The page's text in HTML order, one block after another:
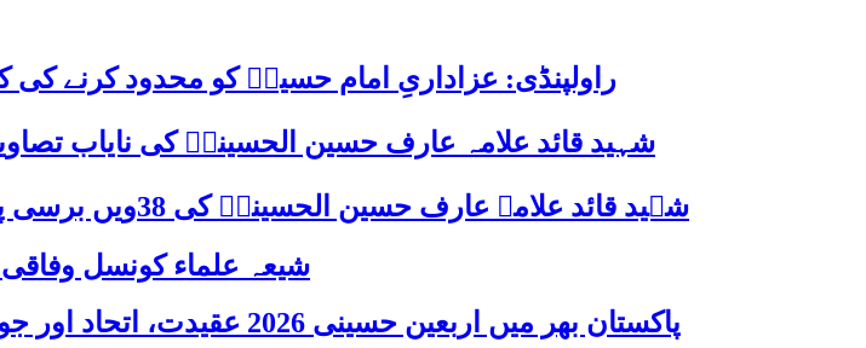
راولپنڈی: عزاداریِ امام حسینؑ کو محدود کرنے
شہید قائد علامہ عارف حسین الحسینیؒ کی نایاب
شہید قائد علامہ عارف حسین الحسینیؒ کی 38ویں برسی پر قائد ملت جعفریہ پاکستان علامہ ساجد علی نقوی کا اہم پیغام
شیعہ علماء کونسل
پاکستان بھر میں اربعین حسینی 2026 عقیدت، اتحاد اور جوش و جذبے کے ساتھ منایا گیا، لاکھوں عزادار جلوسوں میں شریک